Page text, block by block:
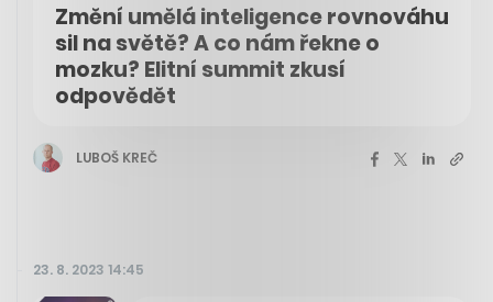
Změní umělá inteligence rovnováhu
sil na světě? A co nám řekne o
mozku? Elitní summit zkusí
odpovědět
LUBOŠ KREČ
23. 8. 2023 14:45